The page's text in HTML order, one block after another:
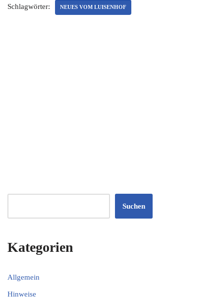
Schlagwörter: NEUES VOM LUISENHOF
Suchen
Kategorien
Allgemein
Hinweise